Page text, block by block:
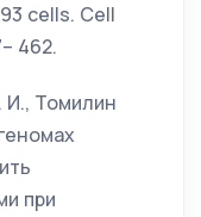
cells. Cell
462.
И., Томилин
при